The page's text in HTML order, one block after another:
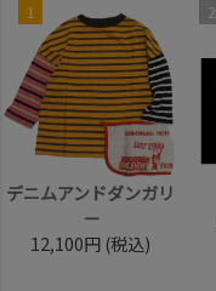
1
デニムアンドダンガリ
ー
12,100円 (税込)
2